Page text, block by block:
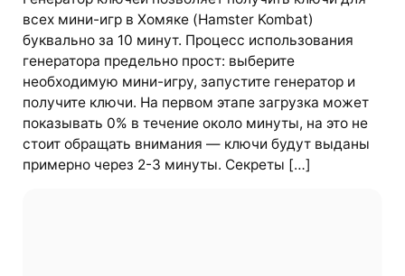
всех мини-игр в Хомяке (Hamster Kombat)
буквально за 10 минут. Процесс использования
генератора предельно прост: выберите
необходимую мини-игру, запустите генератор и
получите ключи. На первом этапе загрузка может
показывать 0% в течение около минуты, на это не
стоит обращать внимания — ключи будут выданы
примерно через 2-3 минуты. Секреты […]